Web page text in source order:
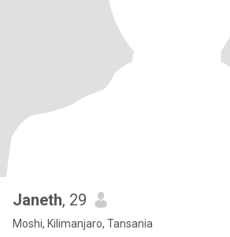
Janeth, 29
Moshi, Kilimanjaro, Tansania